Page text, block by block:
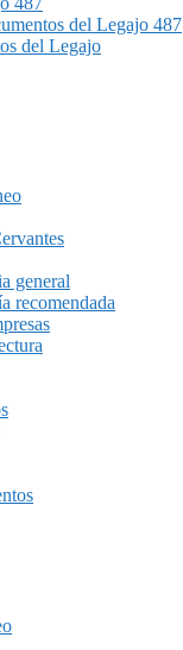
del Legajo 487
del Legajo
general
recomendada